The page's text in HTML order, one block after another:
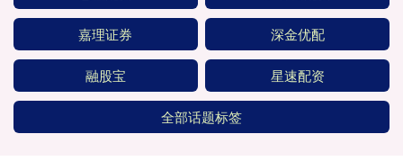
嘉理证券 深金优配
融股宝 星速配资
全部话题标签